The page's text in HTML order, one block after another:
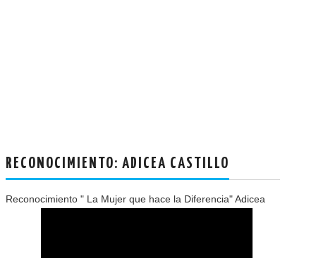
RECONOCIMIENTO: ADICEA CASTILLO
Reconocimiento " La Mujer que hace la Diferencia" Adicea